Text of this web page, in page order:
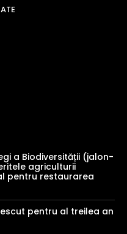
a Biodiversității (jalon-
agriculturii
pentru restaurarea
pentru al treilea an